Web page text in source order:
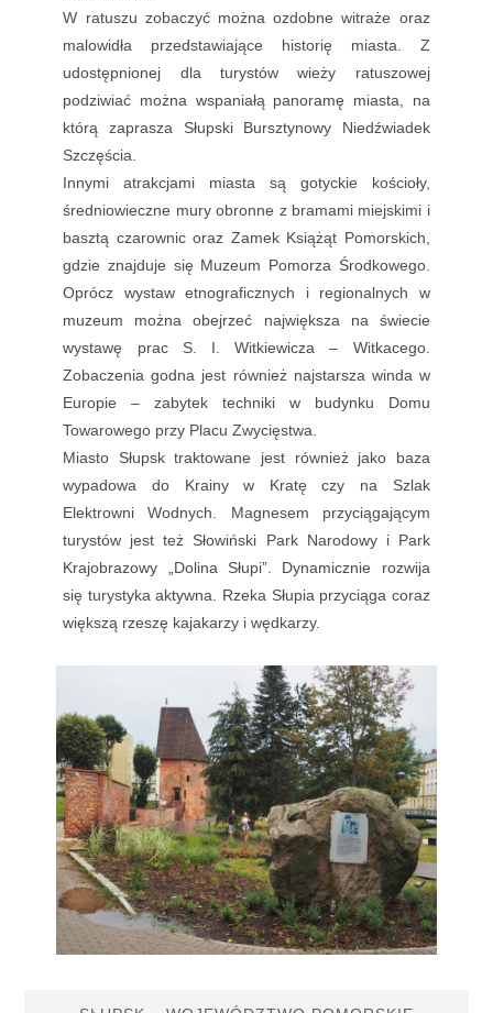
W ratuszu zobaczyć można ozdobne witraże oraz
malowidła przedstawiające historię miasta. Z
udostępnionej dla turystów wieży ratuszowej
podziwiać można wspaniałą panoramę miasta, na
którą zaprasza Słupski Bursztynowy Niedźwiadek
Szczęścia.
Innymi atrakcjami miasta są gotyckie kościoły,
średniowieczne mury obronne z bramami miejskimi i
basztą czarownic oraz Zamek Książąt Pomorskich,
gdzie znajduje się Muzeum Pomorza Środkowego.
Oprócz wystaw etnograficznych i regionalnych w
muzeum można obejrzeć największa na świecie
wystawę prac S. I. Witkiewicza – Witkacego.
Zobaczenia godna jest również najstarsza winda w
Europie – zabytek techniki w budynku Domu
Towarowego przy Placu Zwycięstwa.
Miasto Słupsk traktowane jest również jako baza
wypadowa do Krainy w Kratę czy na Szlak
Elektrowni Wodnych. Magnesem przyciągającym
turystów jest też Słowiński Park Narodowy i Park
Krajobrazowy „Dolina Słupi”. Dynamicznie rozwija
się turystyka aktywna. Rzeka Słupia przyciąga coraz
większą rzeszę kajakarzy i wędkarzy.